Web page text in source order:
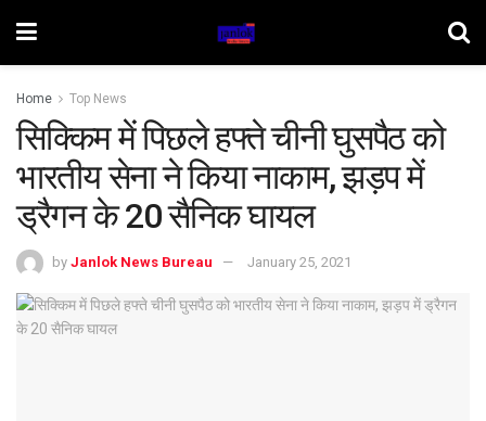
Home Top News
सिक्किम में पिछले हफ्ते चीनी घुसपैठ को
भारतीय सेना ने किया नाकाम, झड़प में
ड्रैगन के 20 सैनिक घायल
by Janlok News Bureau January 25, 2021